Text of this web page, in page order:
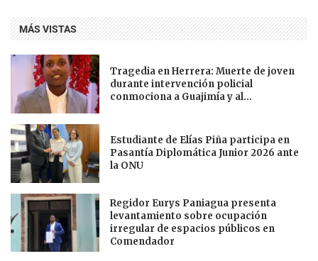
MÁS VISTAS
Tragedia en Herrera: Muerte de joven
durante intervención policial
conmociona a Guajimía y al...
Estudiante de Elías Piña participa en
Pasantía Diplomática Junior 2026 ante
la ONU
Regidor Eurys Paniagua presenta
levantamiento sobre ocupación
irregular de espacios públicos en
Comendador